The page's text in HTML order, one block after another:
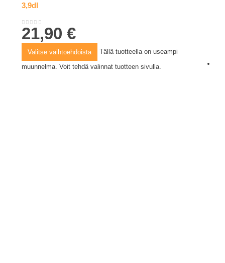
3,9dl
0out of 5
21,90€
Valitse vaihtoehdoista Tällä tuotteella on useampi
muunnelma. Voit tehdä valinnat tuotteen sivulla.